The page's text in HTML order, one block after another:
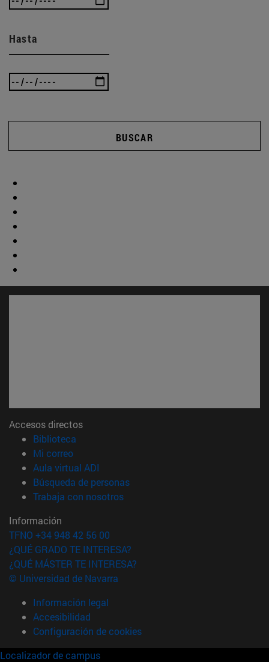
Hasta
BUSCAR
Accesos directos
Biblioteca
Mi correo(abre en nueva ventana)
Aula virtual ADI
Búsqueda de personas(abre en nueva ventana)
Trabaja con nosotros(abre en nueva ventana)
Información
TFNO +34 948 42 56 00
¿QUÉ GRADO TE INTERESA?
¿QUÉ MÁSTER TE INTERESA?
© Universidad de Navarra
Información legal
Accesibilidad
Configuración de cookies
Localizador de campus